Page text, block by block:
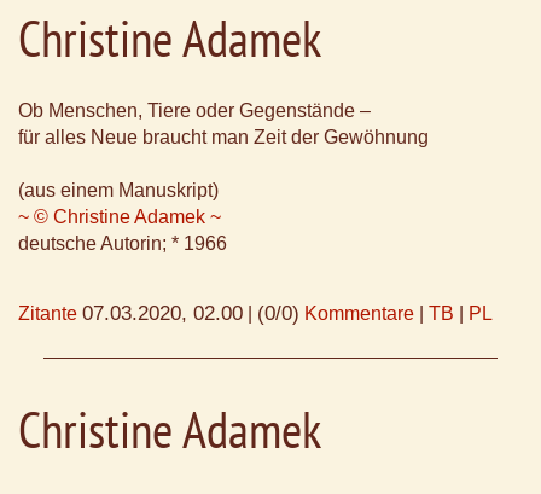
Christine Adamek
Ob Menschen, Tiere oder Gegenstände –
für alles Neue braucht man Zeit der Gewöhnung
(aus einem Manuskript)
~ © Christine Adamek ~
deutsche Autorin; * 1966
Zitante 07.03.2020, 02.00 (0/0) Kommentare TB PL
Christine Adamek